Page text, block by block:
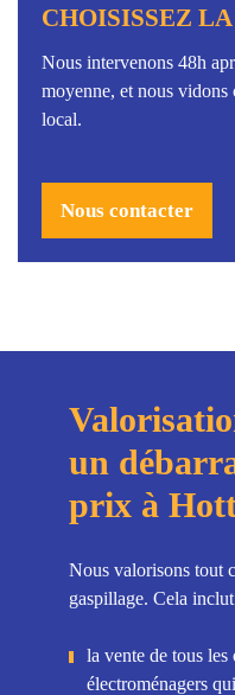
CHOISISSEZ
Nous intervenons 48h
moyenne, et nous
local.
Nous contacter
un
prix à
Nous valorisons tout
gaspillage. Cela
la vente de tous les
électroménagers